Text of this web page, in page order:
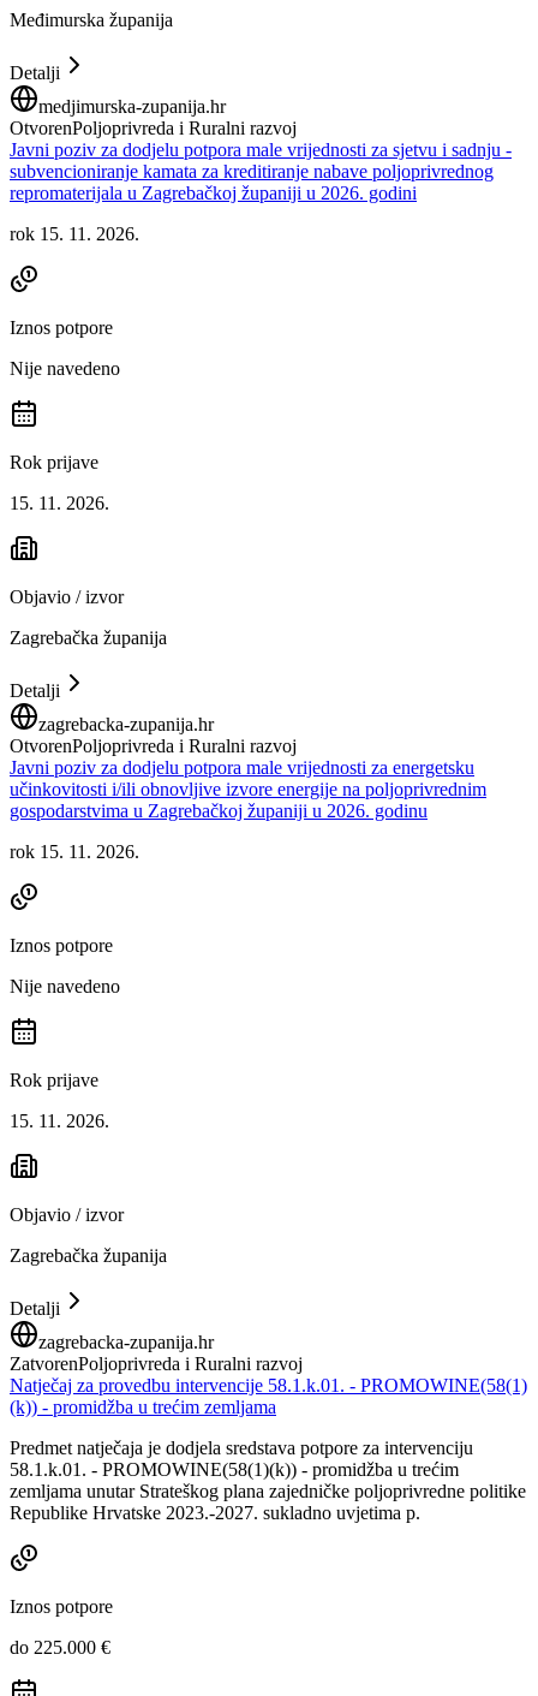
Međimurska županija
Detalji
medjimurska-zupanija.hr
OtvorenPoljoprivreda i Ruralni razvoj
Javni poziv za dodjelu potpora male vrijednosti za sjetvu i sadnju -
subvencioniranje kamata za kreditiranje nabave poljoprivrednog
repromaterijala u Zagrebačkoj županiji u 2026. godini
rok 15. 11. 2026.
Iznos potpore
Nije navedeno
Rok prijave
15. 11. 2026.
Objavio / izvor
Zagrebačka županija
Detalji
zagrebacka-zupanija.hr
OtvorenPoljoprivreda i Ruralni razvoj
Javni poziv za dodjelu potpora male vrijednosti za energetsku
učinkovitosti i/ili obnovljive izvore energije na poljoprivrednim
gospodarstvima u Zagrebačkoj županiji u 2026. godinu
rok 15. 11. 2026.
Iznos potpore
Nije navedeno
Rok prijave
15. 11. 2026.
Objavio / izvor
Zagrebačka županija
Detalji
zagrebacka-zupanija.hr
ZatvorenPoljoprivreda i Ruralni razvoj
Natječaj za provedbu intervencije 58.1.k.01. - PROMOWINE(58(1)
(k)) - promidžba u trećim zemljama
Predmet natječaja je dodjela sredstava potpore za intervenciju
58.1.k.01. - PROMOWINE(58(1)(k)) - promidžba u trećim
zemljama unutar Strateškog plana zajedničke poljoprivredne politike
Republike Hrvatske 2023.-2027. sukladno uvjetima p.
Iznos potpore
do 225.000 €